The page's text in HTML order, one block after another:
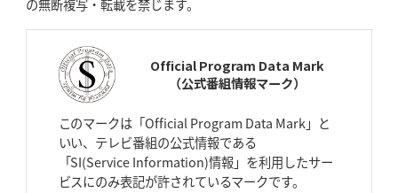
2026年4月9日(木)更新
スティーラーズ、名門復活の足音
2026年4月2日(木)更新
2026年3月26日(木)更新
AZ-COM丸和、リーグワンへ参入決定 「フィールド丸ごと計測機器」の
の無断複写・転載を禁じます。
Official Program Data Mark
（公式番組情報マーク）
このマークは「Official Program Data Mark」と
いい、テレビ番組の公式情報である
「SI(Service Information)情報」を利用したサー
ビスにのみ表記が許されているマークです。